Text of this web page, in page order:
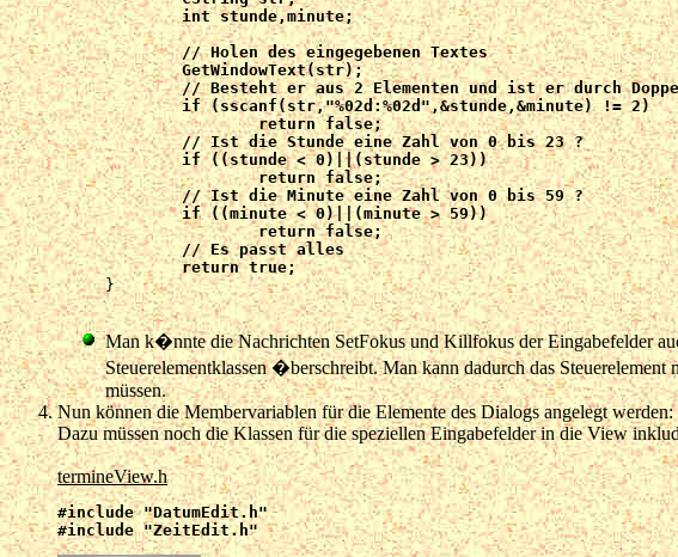
	int stunde,minute;
	// Holen des eingegebenen Textes
	GetWindowText(str);
	// Besteht er aus 2 Elementen und ist er durch Doppelpunkt getrennt ?
	if (sscanf(str,"%02d:%02d",&stunde,&minute) != 2)
		return false;
	// Ist die Stunde eine Zahl von 0 bis 23 ?
	if ((stunde < 0)||(stunde > 23))
		return false;
	// Ist die Minute eine Zahl von 0 bis 59 ?
	if ((minute < 0)||(minute > 59))
		return false;
	// Es passt alles
	return true;
}
Man k�nnte die Nachrichten SetFokus und Killfokus der Eingabefelder
Steuerelementklassen �berschreibt. Man kann dadurch das
müssen.
Nun können die Membervariablen für die Elemente des Dialogs angelegt werden:
Dazu müssen noch die Klassen für die speziellen Eingabefelder in die View
termineView.h
#include "DatumEdit.h"
#include "ZeitEdit.h"